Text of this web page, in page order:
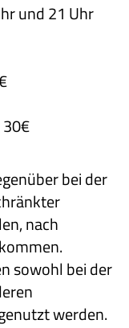
und 21 Uhr
bei der
nach
sowohl bei der
werden.